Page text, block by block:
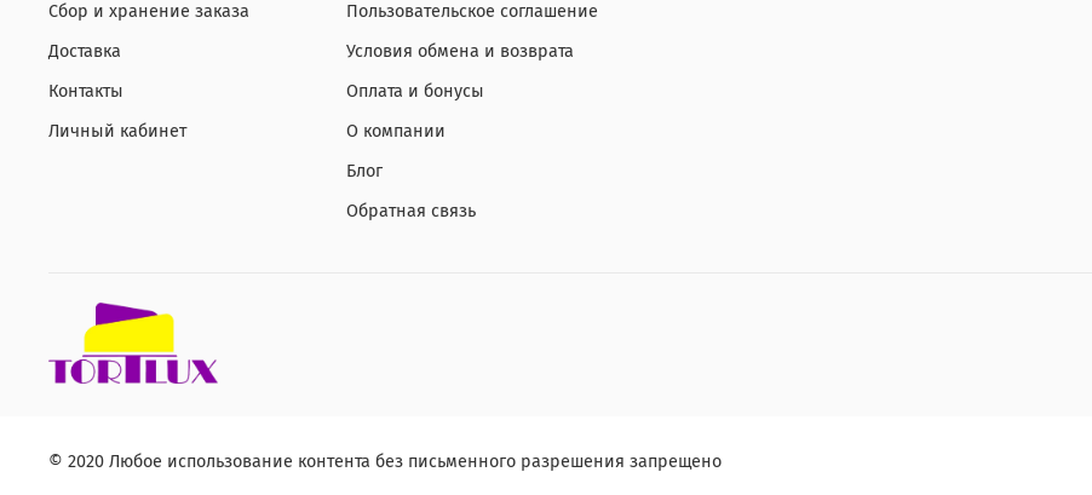
Сбор и хранение заказа
Доставка
Контакты
Личный кабинет
Пользовательское соглашение
Условия обмена и возврата
Оплата и бонусы
О компании
Блог
Обратная связь
© 2020 Любое использование контента без письменного разрешения запрещено